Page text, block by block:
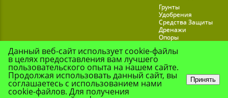
Грунты
Удобрения
Средства Защиты
Дренажи
Опоры
Подставки для Цветов
Данный веб-сайт использует cookie-файлы
в целях предоставления вам лучшего
пользовательского опыта на нашем сайте.
Продолжая использовать данный сайт, вы
соглашаетесь с использованием нами
cookie-файлов. Для получения
Принять